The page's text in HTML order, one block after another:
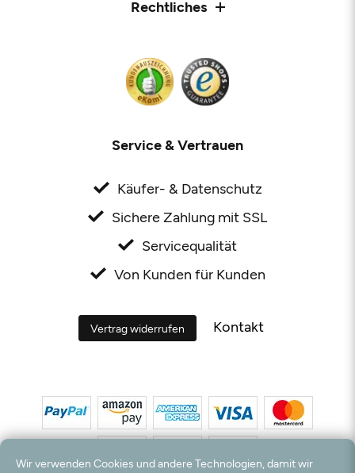
Rechtliches
Service & Vertrauen
Käufer- & Datenschutz
Sichere Zahlung mit SSL
Servicequalität
Von Kunden für Kunden
Vertrag widerrufen Kontakt
Wir verwenden Cookies und andere Technologien, damit wir